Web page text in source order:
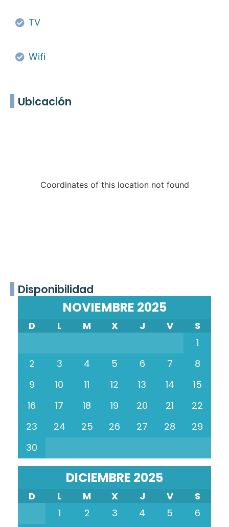
TV
Wifi
Ubicación
Coordinates of this location not found
Disponibilidad
NOVIEMBRE 2025
D L M X J V
S
1
2
3 4 5 6 7
8
9
10 11 12 13 14
15
16
17 18 19 20 21
22
23
24 25 26 27 28
29
30
DICIEMBRE 2025
D L M X J V
S
1
2 3 4 5
6